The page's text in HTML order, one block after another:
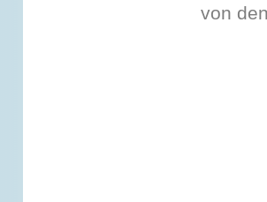
von